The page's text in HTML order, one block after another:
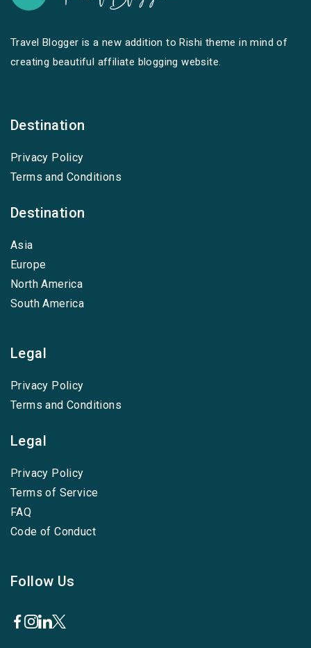
Travel Blogger is a new addition to Rishi theme in mind of
creating beautiful affiliate blogging website.
Destination
Privacy Policy
Terms and Conditions
Destination
Asia
Europe
North America
South America
Legal
Privacy Policy
Terms and Conditions
Legal
Privacy Policy
Terms of Service
FAQ
Code of Conduct
Follow Us